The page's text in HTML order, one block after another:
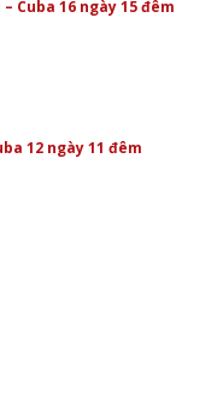
Cuba 16 ngày 15 đêm
12 ngày 11 đêm